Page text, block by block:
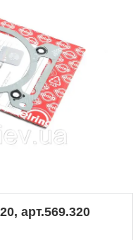
арт.569.320